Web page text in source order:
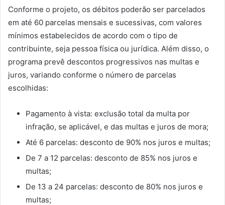
Conforme o projeto, os débitos poderão ser parcelados
em até 60 parcelas mensais e sucessivas, com valores
mínimos estabelecidos de acordo com o tipo de
contribuinte, seja pessoa física ou jurídica. Além disso, o
programa prevê descontos progressivos nas multas e
juros, variando conforme o número de parcelas
escolhidas:
Pagamento à vista: exclusão total da multa por
infração, se aplicável, e das multas e juros de mora;
Até 6 parcelas: desconto de 90% nos juros e multas;
De 7 a 12 parcelas: desconto de 85% nos juros e
multas;
De 13 a 24 parcelas: desconto de 80% nos juros e
multas;